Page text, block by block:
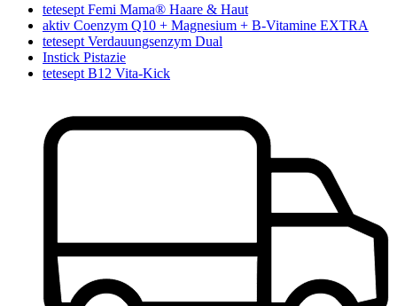
tetesept Femi Mama® Haare & Haut
aktiv Coenzym Q10 + Magnesium + B-Vitamine EXTRA
tetesept Verdauungsenzym Dual
Instick Pistazie
tetesept B12 Vita-Kick